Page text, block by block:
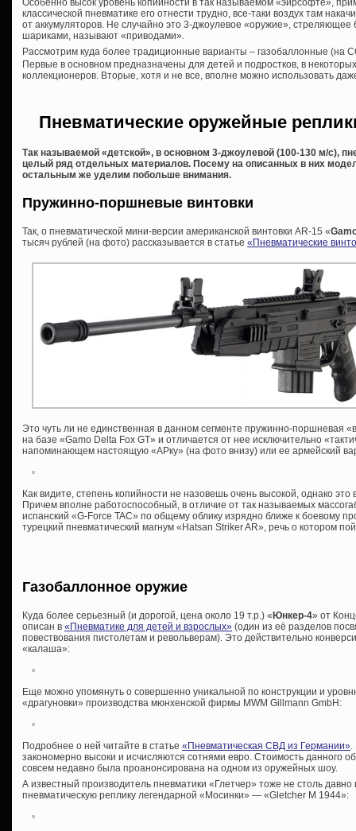
Особенно высок уровень копийности в так называемом «эйрсофте»,
классической пневматике его отнести трудно, все-таки воздух там
от аккумуляторов. Не случайно это 3-джоулевое «оружие»,
шариками, называют «приводами».
Рассмотрим куда более традиционные варианты – газобаллонные (на
Первые в основном предназначены для детей и подростков, в
коллекционеров. Вторые, хотя и не все, вполне можно использовать
Пневматические оружейные
Так называемой «детской», в основном 3-джоулевой (100-130 м/с),
целый ряд отдельных материалов. Посему на описанных в них
остальным же уделим побольше внимания.
Пружинно-поршневые винтовки
Так, о пневматической мини-версии американской винтовки AR-15 «
тысяч рублей (на фото) рассказывается в статье «Пневматические
Это чуть ли не единственная в данном сегменте пружинно-поршневая
на базе «Gamo Delta Fox GT» и отличается от нее исключительно
напоминающем настоящую «АРку» (на фото внизу) или ее армейский
Как видите, степень копийности не назовешь очень высокой, однако
Причем вполне работоспособный, в отличие от так называемых
испанский «G-Force TAC» по общему облику изрядно ближе к боевому
турецкий пневматический магнум «Hatsan Striker AR», речь о котором
Газобаллонное оружие
Куда более серьезный (и дорогой, цена около 19 т.р.) « Юнкер-4» от
описан в «Пневматике для детей и взрослых» (один из её разделов
повествования пистолетам и револьверам). Это действительно
«калаша»:
Еще можно упомянуть о совершенно уникальной по конструкции и
«драгуновки» производства мюнхенской фирмы MWM Gillmann GmbH:
Подробнее о ней читайте в статье «Пневматическая СВД из Германии».
закономерно высоки и исчисляются сотнями евро. Стоимость данного
совсем недавно была проанонсирована на одном из оружейных шоу.
А известный производитель пневматики «Глетчер» тоже не столь
пневматическую реплику легендарной «Мосинки» — «Gletcher M 1944»: